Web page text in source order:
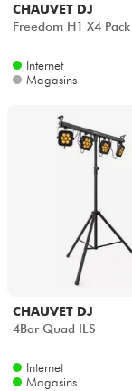
CHAUVET DJ
Freedom H1 X4 Pack
Internet
Magasins
CHAUVET DJ
4Bar Quad ILS
Internet
Magasins